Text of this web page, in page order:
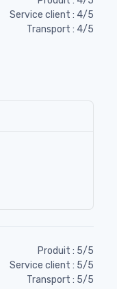
Service client : 4/5
Transport : 4/5
Produit : 5/5
Service client : 5/5
Transport : 5/5